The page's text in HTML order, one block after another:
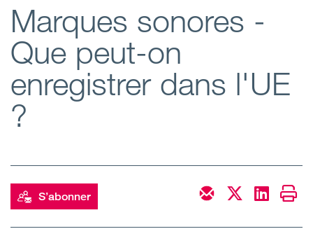
Nos bureaux
Nos services
Secteurs
Marques sonores -
Que peut-on
enregistrer dans l'UE
?
S’abonner